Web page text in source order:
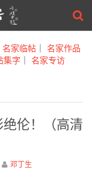
名家临帖 ｜ 名家作品
集字 ｜ 名家专访
绝伦！（高清
邓丁生